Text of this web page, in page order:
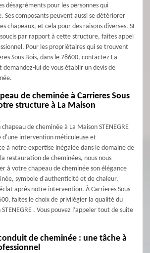
désagréments pour les personnes qui
Ses composants peuvent aussi se détériorer
chapeaux, et cela pour des raisons diverses. SI
par rapport à cette structure, faites appel
Pour les propriétaires qui se trouvent
Sous Bois, dans le 78600, contactez La
demandez-lui de vous établir un devis de
de cheminée à Carrieres Sous
structure à La Maison
de cheminée à La Maison STENEGRE
d'une intervention méticuleuse et
à notre expertise inégalée dans le domaine de
restauration de cheminées, nous nous
à votre chapeau de cheminée son élégance
symbole d'authenticité et de chaleur,
après notre intervention. À Carrieres Sous
faites le choix de privilégier la qualité du
. Vous pouvez l’appeler tout de suite
de cheminée : une tâche à